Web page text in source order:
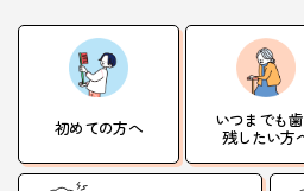
初めての方へ いつまでも
残したい方